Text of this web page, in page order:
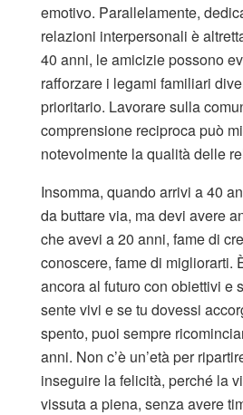
emotivo. Parallelamente,
relazioni interpersonali è
40 anni, le amicizie possono
rafforzare i legami familiari
prioritario. Lavorare sulla
comprensione reciproca può
notevolmente la qualità delle
Insomma, quando arrivi a 40
da buttare via, ma devi avere
che avevi a 20 anni, fame di
conoscere, fame di migliorarti.
ancora al futuro con obiettivi e
sente vivi e se tu dovessi
spento, puoi sempre
anni. Non c’è un’età per
inseguire la felicità, perché la
vissuta a piena, senza avere